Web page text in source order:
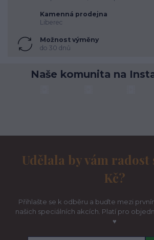
Kamenná prodejna
Liberec
Možnost výměny
do 30 dnů
Naše komunita na
Udělala by vám radost
Kč?
Přihlašte se k odběru a buďte mezi
našich speciálních akcích. Platí pro
♥